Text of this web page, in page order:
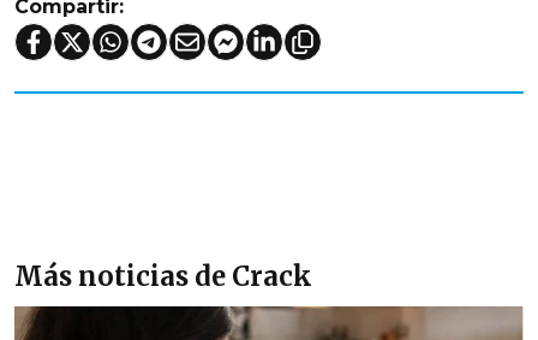
Compartir:
Más noticias de Crack